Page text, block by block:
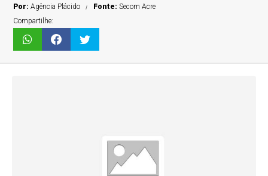
Por: Agência Plácido Fonte: Secom Acre
Compartilhe: